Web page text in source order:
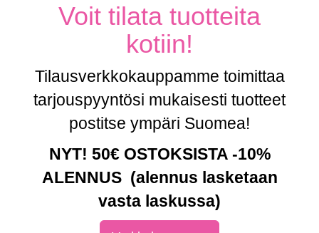
Voit tilata tuotteita
kotiin!
Tilausverkkokauppamme toimittaa
tarjouspyyntösi mukaisesti tuotteet
postitse ympäri Suomea!
NYT! 50€ OSTOKSISTA -10%
ALENNUS (alennus lasketaan
vasta laskussa)